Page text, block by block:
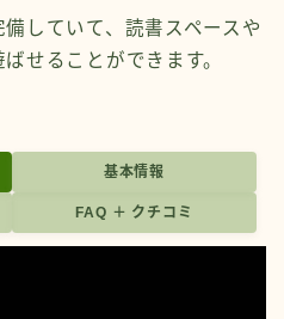
していて、読書スペースや
せることができます。
基本情報
FAQ ＋ クチコミ